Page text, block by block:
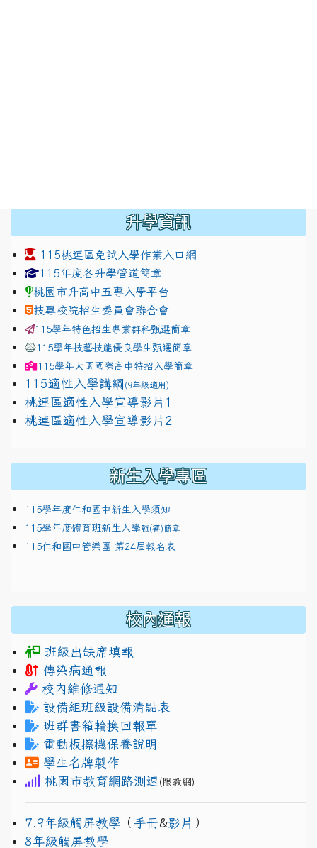
升學資訊
115桃連區免試入學作業入口網
link to https://www.jhjhs.tyc.edu.tw/modules/
115年度各升學管道簡章
桃園市升高中五專入學平台
技專校院招生委員會聯合會
115學年特色招生專業群科甄選簡章
115學年技藝技能優良學生甄選簡章
115學年大園國際高中特招入學簡章
115適性入學講綱 (9年級適用)
link to https://docs.google.com/presentation/d/
桃連區適性入學宣導影片1
link to https://docs.google.com/presentation/d/
桃連區適性入學宣導影片2
新生入學專區
115學年度仁和國中新生入學須知
115學年度體育班新生入學甄(審)簡章
115仁和國中管樂團 第24屆報名表
校內通報
班級出缺席填報
傳染病通報
校內維修通知
設備組班級設備清點表
班群書箱輪換回報單
電動板擦機保養說明
學生名牌製作
桃園市教育網路測速 (限教網)
7.9年級觸屏教學 （ 手冊&影片 ）
8年級觸屏教學